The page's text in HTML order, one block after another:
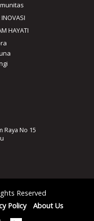
HAYATI
Raya No 15
Reserved
Policy About Us